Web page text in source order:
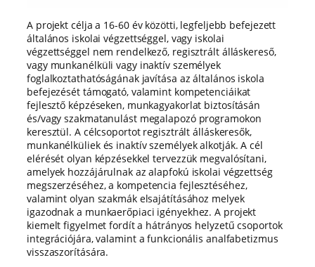
A projekt célja a 16-60 év közötti, legfeljebb befejezett
általános iskolai végzettséggel, vagy iskolai
végzettséggel nem rendelkező, regisztrált álláskereső,
vagy munkanélküli vagy inaktív személyek
foglalkoztathatóságának javítása az általános iskola
befejezését támogató, valamint kompetenciáikat
fejlesztő képzéseken, munkagyakorlat biztosításán
és/vagy szakmatanulást megalapozó programokon
keresztül. A célcsoportot regisztrált álláskeresők,
munkanélküliek és inaktív személyek alkotják. A cél
elérését olyan képzésekkel tervezzük megvalósítani,
amelyek hozzájárulnak az alapfokú iskolai végzettség
megszerzéséhez, a kompetencia fejlesztéséhez,
valamint olyan szakmák elsajátításához melyek
igazodnak a munkaerőpiaci igényekhez. A projekt
kiemelt figyelmet fordít a hátrányos helyzetű csoportok
integrációjára, valamint a funkcionális analfabetizmus
visszaszorítására.